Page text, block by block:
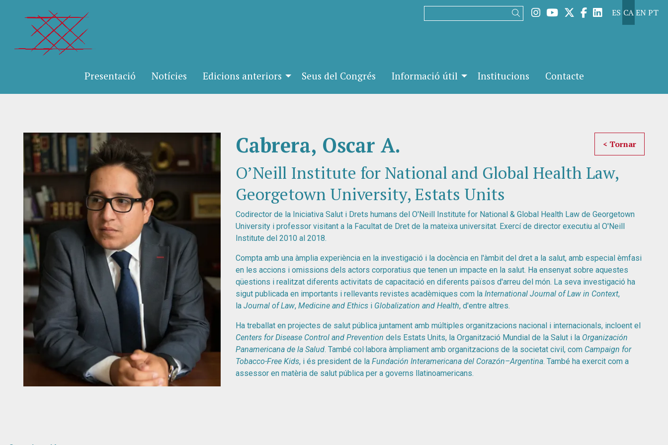
ES CAENPT
Link a instagram
Link a youtube
Link a twitter
Link a facebook
Link a
Cercar
Presentació Notícies Edicions anteriors Seus del Congrés Informació útil Institucions Contacte
< Tornar
Cabrera, Oscar A.
O’Neill Institute for National and Global Health Law,
Georgetown University, Estats Units
Codirector de la Iniciativa Salut i Drets humans del O'Neill Institute for National & Global Health Law de Georgetown
University i professor visitant a la Facultat de Dret de la mateixa universitat. Exercí de director executiu al O'Neill
Institute del 2010 al 2018.
Compta amb una àmplia experiència en la investigació i la docència en l'àmbit del dret a la salut, amb especial èmfasi
en les accions i omissions dels actors corporatius que tenen un impacte en la salut. Ha ensenyat sobre aquestes
qüestions i realitzat diferents activitats de capacitació en diferents països d'arreu del món. La seva investigació ha
sigut publicada en importants i rellevants revistes acadèmiques com la International Journal of Law in Context,
la Journal of Law, Medicine and Ethicsi Globalization and Health, d'entre altres.
Ha treballat en projectes de salut pública juntament amb múltiples organitzacions nacional i internacionals, incloent el
Centers for Disease Control and Prevention dels Estats Units, la Organització Mundial de la Salut i la Organización
Panamericana de la Salud. També col·labora àmpliament amb organitzacions de la societat civil, com Campaign for
Tobacco-Free Kids, i és president de la Fundación Interamericana del Corazón–Argentina. També ha exercit com a
assessor en matèria de salut pública per a governs llatinoamericans.